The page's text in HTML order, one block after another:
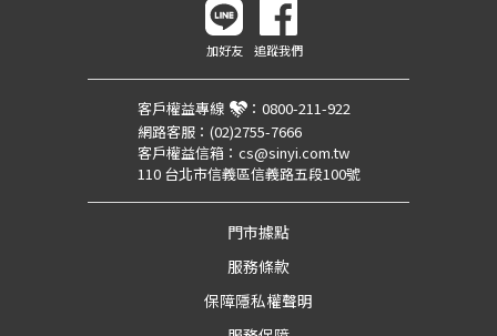
加好友 追蹤我們
客戶權益專線 ： 0800-211-922
網路客服： (02)2755-7666
客戶權益信箱： cs@sinyi.com.tw
110 台北市信義區信義路五段100號
門市據點
服務條款
保障隱私權聲明